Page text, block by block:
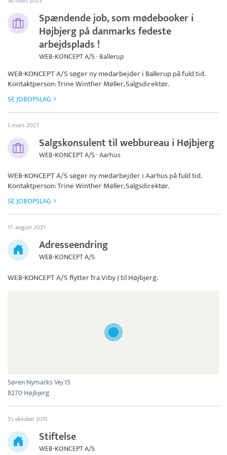
Spændende job, som mødebooker i
Højbjerg på danmarks fedeste
arbejdsplads !
WEB-KONCEPT A/S · Ballerup
WEB-KONCEPT A/Ssøger ny medarbejder i Ballerup på fuld tid.
Kontaktperson: Trine Winther Møller, Salgsdirektør.
SE JOBOPSLAG
1. mars 2023
Salgskonsulent til webbureau i Højbjerg
WEB-KONCEPT A/S · Aarhus
WEB-KONCEPT A/Ssøger ny medarbejder i Aarhus på fuld tid.
Kontaktperson: Trine Winther Møller, Salgsdirektør.
SE JOBOPSLAG
17. august 2021
Adresseendring
WEB-KONCEPT A/S
WEB-KONCEPT A/Sflytter fra Viby J til Højbjerg.
Søren Nymarks Vej 15
8270 Højbjerg
31. oktober 2015
Stiftelse
WEB-KONCEPT A/S